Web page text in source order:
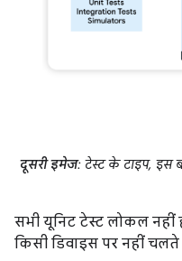
दूसरी इमेज: टेस्ट के टाइप, इस
सभी यूनिट टेस्ट लोकल नहीं
किसी डिवाइस पर नहीं